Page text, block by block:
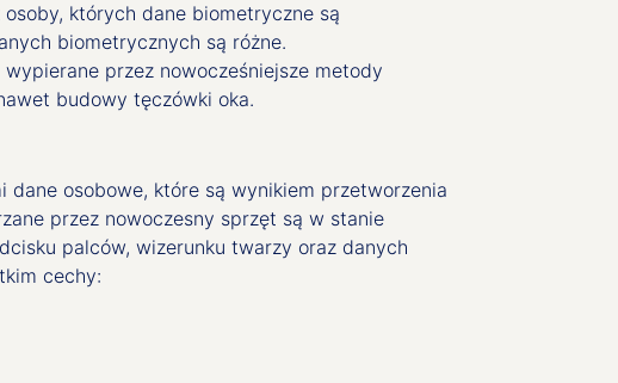
których dane biometryczne są
biometrycznych są różne.
przez nowocześniejsze metody
budowy tęczówki oka.
osobowe, które są wynikiem przetworzenia
przez nowoczesny sprzęt są w stanie
palców, wizerunku twarzy oraz danych
cechy: